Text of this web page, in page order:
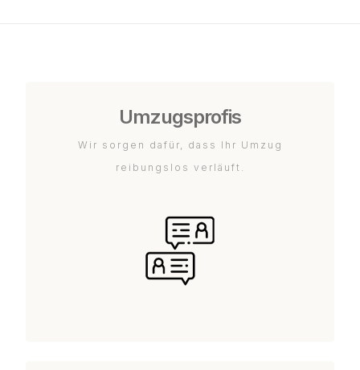
Umzugsprofis
Wir sorgen dafür, dass Ihr Umzug
reibungslos verläuft.